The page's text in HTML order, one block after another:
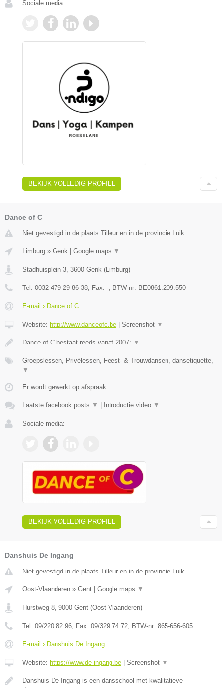
Sociale media:
BEKIJK VOLLEDIG PROFIEL
Dance of C
Niet gevestigd in de plaats Tilleur en in de provincie Luik.
Limburg » Genk | Google maps ▼
Stadhuisplein 3 3600 Genk (Limburg)
Tel: 0032 479 29 86 38 , Fax: - , BTW-nr: BE0861.209.550
E-mail › Dance of C
Website: http://www.danceofc.be | Screenshot ▼
Dance of C bestaat reeds vanaf 2007: ▼
Groepslessen, Privélessen, Feest- & Trouwdansen, dansetiquette,
▼
Er wordt gewerkt op afspraak.
Laatste facebook posts ▼ | Introductie video ▼
Sociale media:
BEKIJK VOLLEDIG PROFIEL
Danshuis De Ingang
Niet gevestigd in de plaats Tilleur en in de provincie Luik.
Oost-Vlaanderen » Gent Google maps ▼
Hurstweg 8 9000 Gent (Oost-Vlaanderen)
Tel: 09/220 82 96 , Fax: 09/329 74 72 , BTW-nr: 865-656-605
E-mail › Danshuis De Ingang
Website: https://www.de-ingang.be Screenshot ▼
Danshuis De Ingang is een dansschool met kwalitatieve